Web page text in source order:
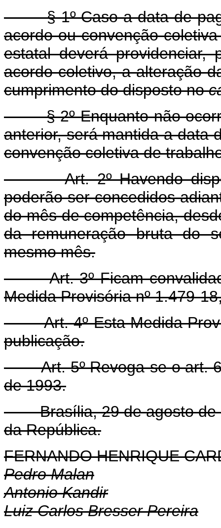
§ 1º Caso a data de
acordo ou convenção
estatal deverá
acordo coletivo, a alteração
cumprimento do disposto no
§ 2º Enquanto não
anterior, será mantida a data
convenção coletiva de
Art. 2º Havendo
poderão ser concedidos
do mês de competência,
da remuneração bruta do
mesmo mês.
Art. 3º Ficam
Medida Provisória nº 1.479-
Art. 4º Esta Medida
publicação.
Art. 5º Revoga-se o art. 6º
de 1993.
Brasília, 29 de agosto de
da República.
FERNANDO HENRIQUE
Pedro Malan
Antonio Kandir
Luiz Carlos Bresser Pereira